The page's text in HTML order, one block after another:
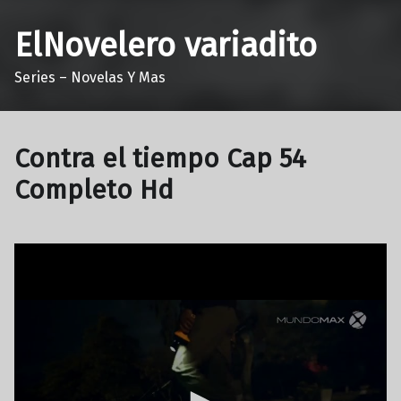
ElNovelero variadito
Series – Novelas Y Mas
Contra el tiempo Cap 54
Completo Hd